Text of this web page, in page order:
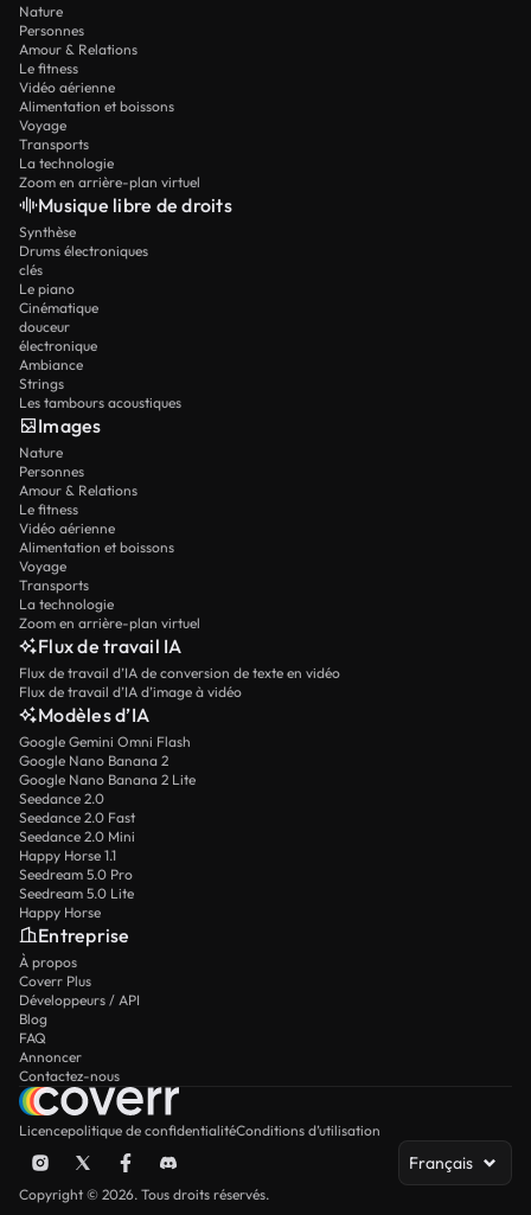
Nature
Personnes
Amour & Relations
Le fitness
Vidéo aérienne
Alimentation et boissons
Voyage
Transports
La technologie
Zoom en arrière-plan virtuel
Musique libre de droits
Synthèse
Drums électroniques
clés
Le piano
Cinématique
douceur
électronique
Ambiance
Strings
Les tambours acoustiques
Images
Nature
Personnes
Amour & Relations
Le fitness
Vidéo aérienne
Alimentation et boissons
Voyage
Transports
La technologie
Zoom en arrière-plan virtuel
Flux de travail IA
Flux de travail d’IA de conversion de texte en vidéo
Flux de travail d’IA d’image à vidéo
Modèles d’IA
Google Gemini Omni Flash
Google Nano Banana 2
Google Nano Banana 2 Lite
Seedance 2.0
Seedance 2.0 Fast
Seedance 2.0 Mini
Happy Horse 1.1
Seedream 5.0 Pro
Seedream 5.0 Lite
Happy Horse
Entreprise
À propos
Coverr Plus
Développeurs / API
Blog
FAQ
Annoncer
Contactez-nous
Licencepolitique de confidentialitéConditions d’utilisation
Français
Copyright © 2026. Tous droits réservés.